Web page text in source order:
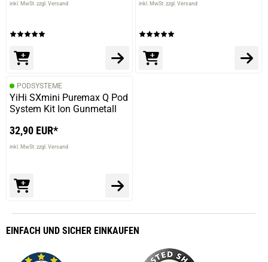
inkl. MwSt. zzgl. Versand inkl. MwSt. zzgl. Versand
PODSYSTEME
YiHi SXmini Puremax Q Pod
System Kit Ion Gunmetall
32,90 EUR*
inkl. MwSt. zzgl. Versand
EINFACH UND SICHER EINKAUFEN